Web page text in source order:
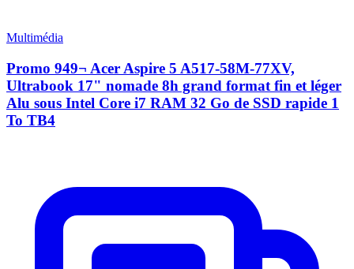
Multimédia
Promo 949¬ Acer Aspire 5 A517-58M-77XV,
Ultrabook 17" nomade 8h grand format fin et léger
Alu sous Intel Core i7 RAM 32 Go de SSD rapide 1
To TB4